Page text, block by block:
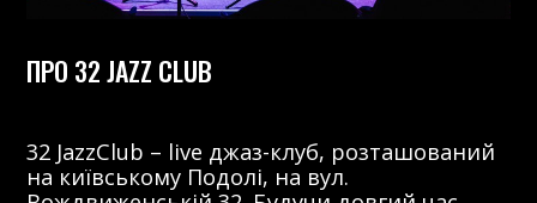
ПРО 32 JAZZ CLUB
32 JazzClub – live джаз-клуб, розташований
на київському Подолі, на вул.